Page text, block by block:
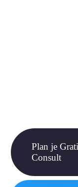
Plan je
Consult